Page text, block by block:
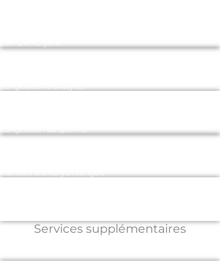
Don d’embryons
Congélation d’ovocytes
Congélation du sperme
Transfert d’embryon congelé
Services supplémentaires